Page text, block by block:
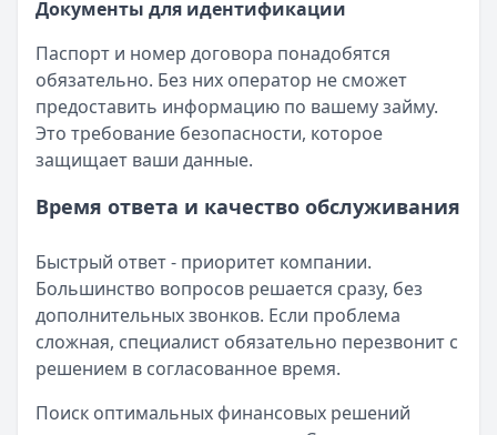
Документы для идентификации
Паспорт и номер договора понадобятся
обязательно. Без них оператор не сможет
предоставить информацию по вашему займу.
Это требование безопасности, которое
защищает ваши данные.
Время ответа и качество обслуживания
Быстрый ответ - приоритет компании.
Большинство вопросов решается сразу, без
дополнительных звонков. Если проблема
сложная, специалист обязательно перезвонит с
решением в согласованное время.
Поиск оптимальных финансовых решений